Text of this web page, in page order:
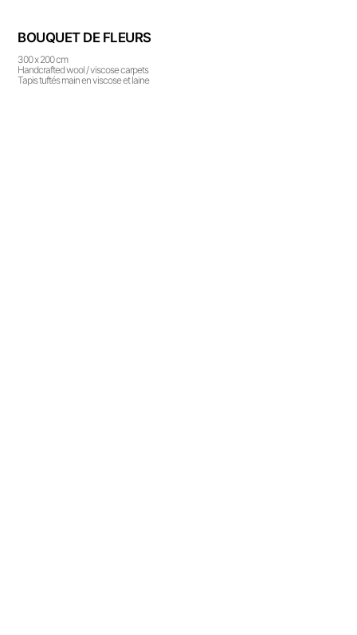
BOUQUET DE FLEURS
300 x 200 cm
Handcrafted wool / viscose carpets
Tapis tuftés main en viscose et laine